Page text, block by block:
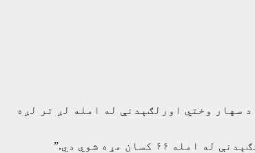
سهار وختي اورلګېدنې له امله لږ تر لږه
مړه شوي دي.”